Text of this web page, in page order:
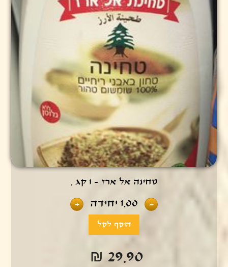
טחינה אל ארז - 1 קג .
-
1.00 יחידה +
₪ 29.90